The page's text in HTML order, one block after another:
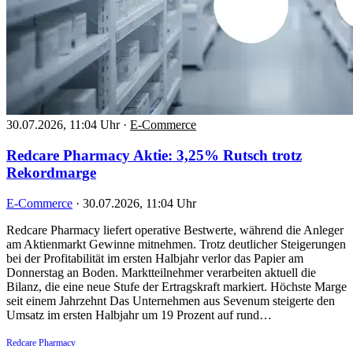
30.07.2026, 11:04 Uhr · E-Commerce
Redcare Pharmacy Aktie: 3,25% Rutsch trotz
Rekordmarge
E-Commerce · 30.07.2026, 11:04 Uhr
Redcare Pharmacy liefert operative Bestwerte, während die Anleger
am Aktienmarkt Gewinne mitnehmen. Trotz deutlicher Steigerungen
bei der Profitabilität im ersten Halbjahr verlor das Papier am
Donnerstag an Boden. Marktteilnehmer verarbeiten aktuell die
Bilanz, die eine neue Stufe der Ertragskraft markiert. Höchste Marge
seit einem Jahrzehnt Das Unternehmen aus Sevenum steigerte den
Umsatz im ersten Halbjahr um 19 Prozent auf rund…
Redcare Pharmacy